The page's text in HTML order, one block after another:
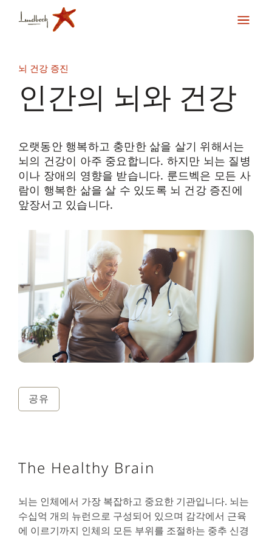
공유
뇌 건강 증진
인간의 뇌와 건강
오랫동안 행복하고 충만한 삶을 살기 위해서는
뇌의 건강이 아주 중요합니다. 하지만 뇌는 질병
이나 장애의 영향을 받습니다. 룬드벡은 모든 사
람이 행복한 삶을 살 수 있도록 뇌 건강 증진에
앞장서고 있습니다.
The Healthy Brain
뇌는 인체에서 가장 복잡하고 중요한 기관입니다. 뇌는
수십억 개의 뉴런으로 구성되어 있으며 감각에서 근육
에 이르기까지 인체의 모든 부위를 조절하는 중추 신경